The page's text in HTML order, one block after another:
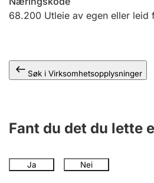
68.200 Utleie av egen eller leid
Søk i Virksomhetsopplysninger
Fant du det du lette
Ja Nei